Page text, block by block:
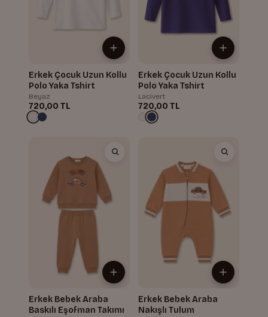
Erkek Çocuk Uzun Kollu
Polo Yaka Tshirt
Beyaz
720,00 TL
Erkek Çocuk Uzun Kollu
Polo Yaka Tshirt
Lacivert
720,00 TL
Erkek Bebek Araba
Baskılı Eşofman Takımı
Erkek Bebek Araba
Nakışlı Tulum